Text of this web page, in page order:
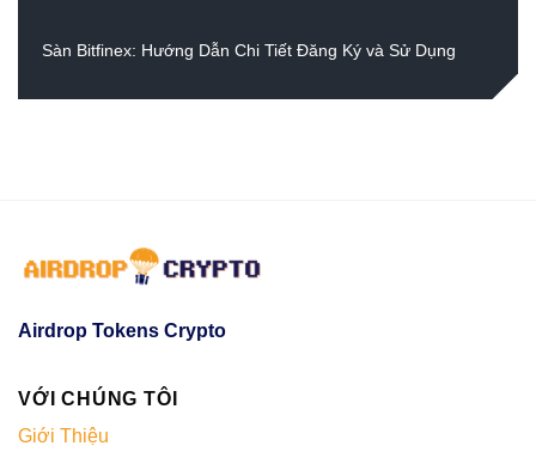
Sàn Bitfinex: Hướng Dẫn Chi Tiết Đăng Ký và Sử Dụng
Airdrop Tokens Crypto
VỚI CHÚNG TÔI
Giới Thiệu